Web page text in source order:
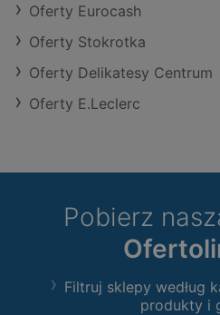
Oferty Eurocash
Oferty Stokrotka
Oferty Delikatesy Centrum
Oferty E.Leclerc
Pobierz
Filtruj sklepy według
produkty i